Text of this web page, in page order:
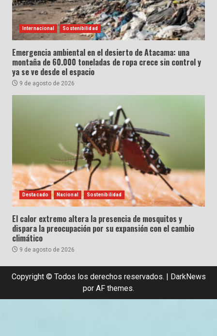
Internacional Sostenibilidad
Emergencia ambiental en el desierto de Atacama: una
montaña de 60.000 toneladas de ropa crece sin control y
ya se ve desde el espacio
9 de agosto de 2026
Destacado Nacional Sostenibilidad
El calor extremo altera la presencia de mosquitos y
dispara la preocupación por su expansión con el cambio
climático
9 de agosto de 2026
Copyright © Todos los derechos reservados. | DarkNews
por AF themes.